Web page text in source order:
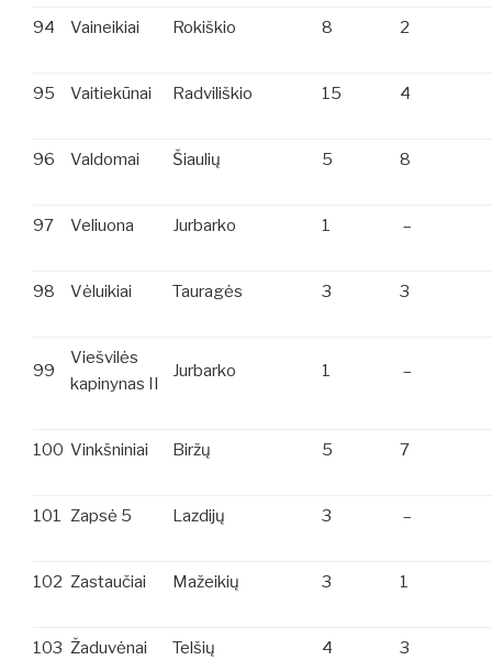
94 Vaineikiai Rokiškio 8 2
95 Vaitiekūnai Radviliškio 15 4
96 Valdomai Šiaulių 5 8
97 Veliuona Jurbarko 1 –
98 Vėluikiai Tauragės 3 3
99
Viešvilės
kapinynas II
Jurbarko 1 –
100 Vinkšniniai Biržų 5 7
101 Zapsė 5 Lazdijų 3 –
102 Zastaučiai Mažeikių 3 1
103 Žaduvėnai Telšių 4 3